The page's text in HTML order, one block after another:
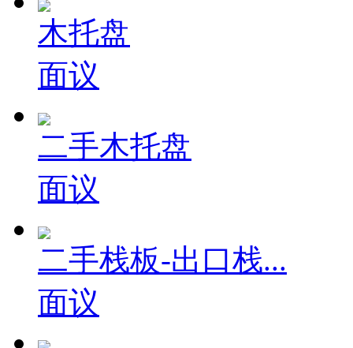
木托盘
面议
二手木托盘
面议
二手栈板-出口栈...
面议